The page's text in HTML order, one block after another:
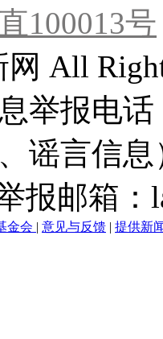
100013号
All
举报电
谣言信
报邮箱
金会 | 意见与反馈 | 提供新